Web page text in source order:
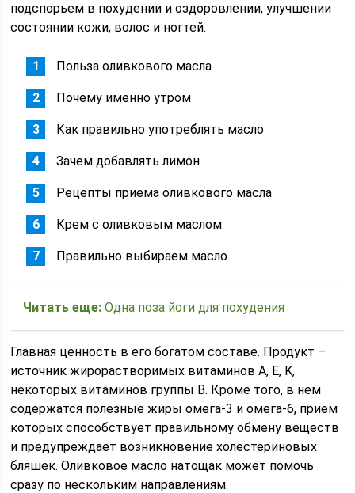
подспорьем в похудении и оздоровлении, улучшении
состоянии кожи, волос и ногтей.
Польза оливкового масла
Почему именно утром
Как правильно употреблять масло
Зачем добавлять лимон
Рецепты приема оливкового масла
Крем с оливковым маслом
Правильно выбираем масло
Читать еще: Одна поза йоги для похудения
Главная ценность в его богатом составе. Продукт –
источник жирорастворимых витаминов A, E, K,
некоторых витаминов группы B. Кроме того, в нем
содержатся полезные жиры омега-3 и омега-6, прием
которых способствует правильному обмену веществ
и предупреждает возникновение холестериновых
бляшек. Оливковое масло натощак может помочь
сразу по нескольким направлениям.